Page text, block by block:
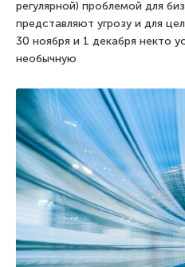
регулярной) проблемой для
представляют угрозу и для
30 ноября и 1 декабря некто
необычную